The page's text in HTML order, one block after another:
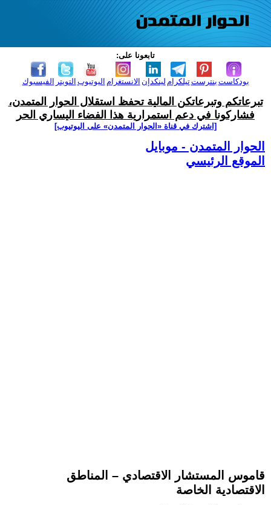
تابعونا على:
الفيسبوك التويتر اليوتيوب الانستغرام لينكدإن تيلكرامبنترست بودكاست
تبرعاتكم وتبرعاتكن المالية تحفظ استقلال الحوار المتمدن،
فشاركونا في دعم استمرارية هذا الفضاء اليساري الحر
[اشترك في قناة ‫«الحوار المتمدن» على اليوتيوب]
الحوار المتمدن - موبايل
الموقع الرئيسي
قاموس المستشار الاقتصادي – المناطق
الاقتصادية الخاصة